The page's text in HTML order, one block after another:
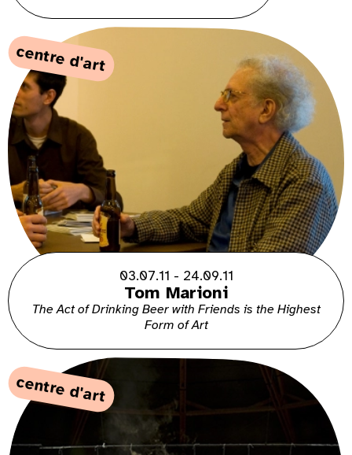
centre d'art
03.07.11 - 24.09.11
Tom Marioni
The Act of Drinking Beer with Friends is the Highest
Form of Art
centre d'art